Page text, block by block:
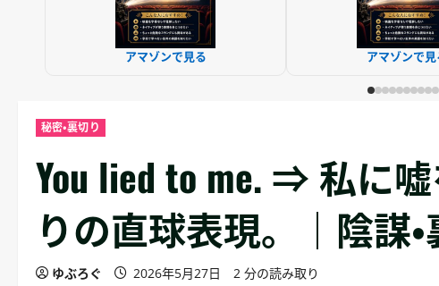
アマゾンで見る アマゾンで見
秘密・裏切り
You lied to me. ⇒ 私に
りの直球表現。｜陰謀・
ゆぶろぐ 2026年5月27日 2 分の読み取り